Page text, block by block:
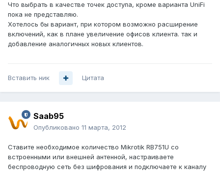
Что выбрать в качестве точек доступа, кроме варианта UniFi
пока не представляю.
Хотелось бы вариант, при котором возможно расширение
включений, как в плане увеличение офисов клиента. так и
добавление аналогичных новых клиентов.
Вставить ник Цитата
Saab95
Опубликовано 11 марта, 2012
Ставите необходимое количество Mikrotik RB751U со
встроенными или внешней антенной, настраиваете
беспроводную сеть без шифрования и подключаете к каналу